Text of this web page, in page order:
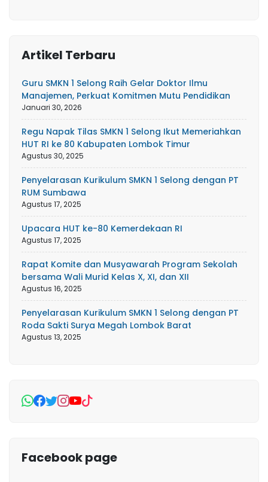
Artikel Terbaru
Guru SMKN 1 Selong Raih Gelar Doktor Ilmu
Manajemen, Perkuat Komitmen Mutu Pendidikan
Januari 30, 2026
Regu Napak Tilas SMKN 1 Selong Ikut Memeriahkan
HUT RI ke 80 Kabupaten Lombok Timur
Agustus 30, 2025
Penyelarasan Kurikulum SMKN 1 Selong dengan PT
RUM Sumbawa
Agustus 17, 2025
Upacara HUT ke-80 Kemerdekaan RI
Agustus 17, 2025
Rapat Komite dan Musyawarah Program Sekolah
bersama Wali Murid Kelas X, XI, dan XII
Agustus 16, 2025
Penyelarasan Kurikulum SMKN 1 Selong dengan PT
Roda Sakti Surya Megah Lombok Barat
Agustus 13, 2025
Facebook page